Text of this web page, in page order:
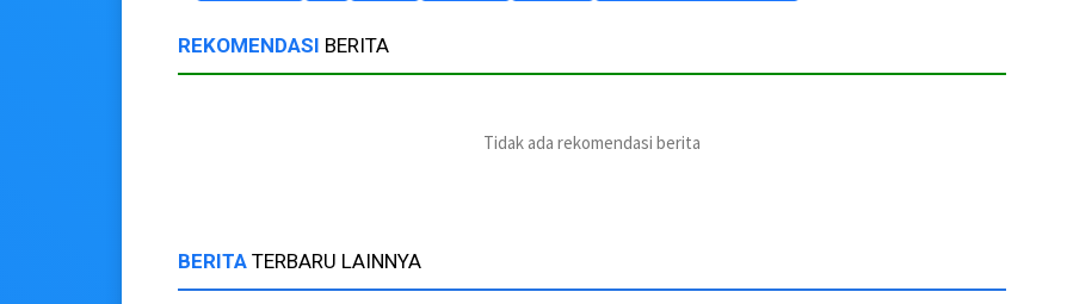
REKOMENDASI BERITA
Tidak ada rekomendasi berita
BERITA TERBARU LAINNYA